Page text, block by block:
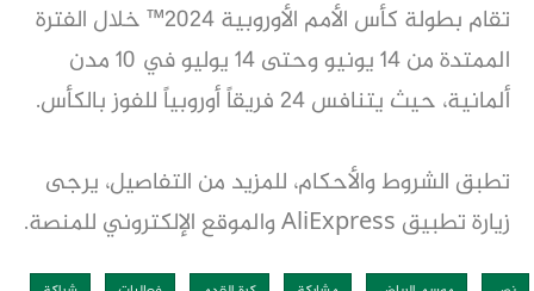
تقام بطولة كأس الأمم الأوروبية 2024™ خلال الفترة
الممتدة من 14 يونيو وحتى 14 يوليو في 10 مدن
ألمانية، حيث يتنافس 24 فريقاً أوروبياً للفوز بالكأس.
تطبق الشروط والأحكام، للمزيد من التفاصيل، يرجى
زيارة تطبيق AliExpress والموقع الإلكتروني للمنصة.